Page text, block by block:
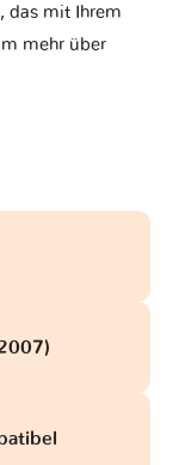
das mit Ihrem
mehr über